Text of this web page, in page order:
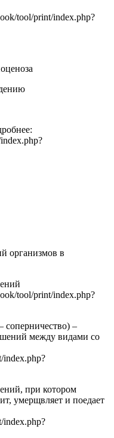
tool/print/index.php?
организмов в
tool/print/index.php?
соперничество) –
между видами со
index.php?
при котором
умерщвляет и поедает
index.php?